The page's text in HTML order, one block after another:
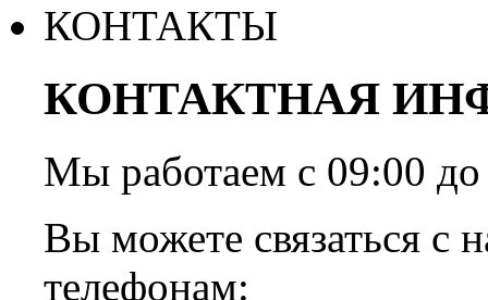
КОНТАКТЫ
КОНТАКТНАЯ
Мы работаем с 09:00
Вы можете связаться с
телефонам: